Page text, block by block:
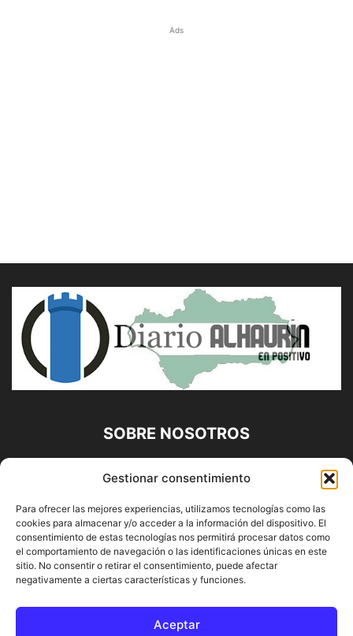
Gestionar consentimiento
Para ofrecer las mejores experiencias, utilizamos tecnologías como las
cookies para almacenar y/o acceder a la información del dispositivo. El
consentimiento de estas tecnologías nos permitirá procesar datos como
el comportamiento de navegación o las identificaciones únicas en este
sitio. No consentir o retirar el consentimiento, puede afectar
negativamente a ciertas características y funciones.
Aceptar
Ads
SOBRE NOSOTROS
Diario Alhaurín (www.alhaurindelatorre.com) Propiedad de
Francisco E. López López | 639 95 71 95 | Noticias de
Alhaurín de la Torre, Málaga y Provincia|
Contáctanos:info@alhaurindelatorre.com
SÍGUENOS